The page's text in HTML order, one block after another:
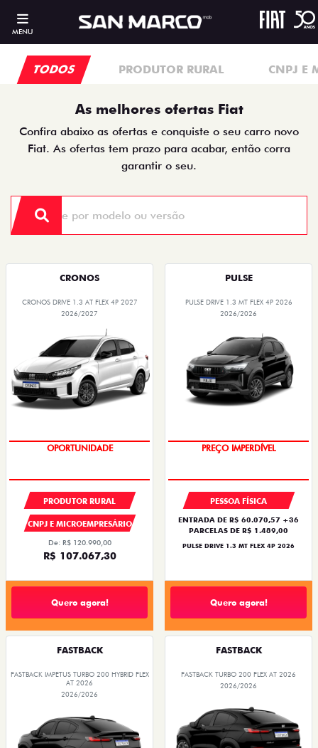
MENU
TODOS PRODUTOR RURAL CNPJ E
As melhores ofertas Fiat
Confira abaixo as ofertas e conquiste o seu carro novo
Fiat. As ofertas tem prazo para acabar, então corra
garantir o seu.
CRONOS
CRONOS DRIVE 1.3 AT FLEX 4P 2027
2026/2027
OPORTUNIDADE
PRODUTOR RURAL
CNPJ E MICROEMPRESÁRIO
De: R$ 120.990,00
R$ 107.067,30
Quero agora!
PULSE
PULSE DRIVE 1.3 MT FLEX 4P 2026
2026/2026
OPORTUNIDADE
PESSOA FÍSICA
ENTRADA DE R$ 60.070,57 +36
PARCELAS DE R$ 1.489,00
PULSE DRIVE 1.3 MT FLEX 4P 2026
Quero agora!
FASTBACK
FASTBACK IMPETUS TURBO 200 HYBRID FLEX
AT 2026
2026/2026
FASTBACK
FASTBACK TURBO 200 FLEX AT 2026
2026/2026